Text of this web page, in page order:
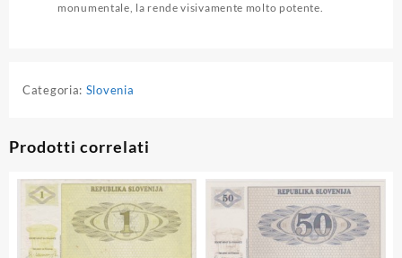
monumentale, la rende visivamente molto potente.
Categoria: Slovenia
Prodotti correlati